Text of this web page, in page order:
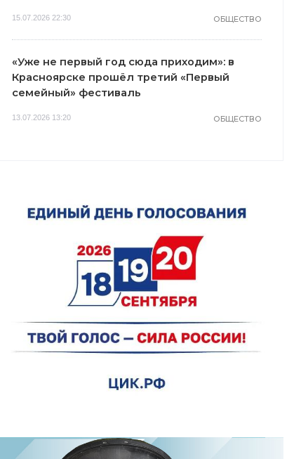
15.07.2026 22:30 ОБЩЕСТВО
«Уже не первый год сюда приходим»: в
Красноярске прошёл третий «Первый
семейный» фестиваль
13.07.2026 13:20 ОБЩЕСТВО